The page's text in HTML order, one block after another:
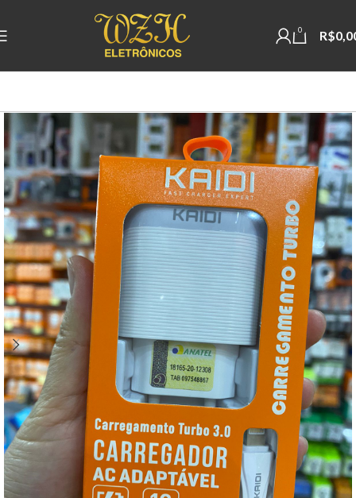
0 R$